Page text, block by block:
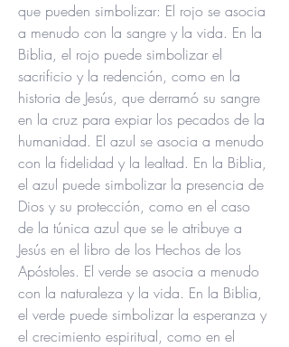
que pueden simbolizar: El rojo se asocia
a menudo con la sangre y la vida. En la
Biblia, el rojo puede simbolizar el
sacrificio y la redención, como en la
historia de Jesús, que derramó su sangre
en la cruz para expiar los pecados de la
humanidad. El azul se asocia a menudo
con la fidelidad y la lealtad. En la Biblia,
el azul puede simbolizar la presencia de
Dios y su protección, como en el caso
de la túnica azul que se le atribuye a
Jesús en el libro de los Hechos de los
Apóstoles. El verde se asocia a menudo
con la naturaleza y la vida. En la Biblia,
el verde puede simbolizar la esperanza y
el crecimiento espiritual, como en el